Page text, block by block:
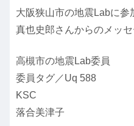
大阪狭山市の地震Labに参
真也史郎さんからのメッ
高槻市の地震Lab委員
委員タグ／Uq 588
KSC
落合美津子